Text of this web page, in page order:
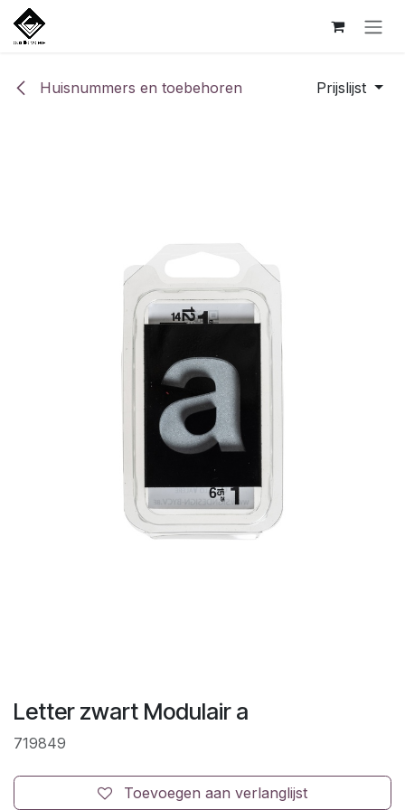
Overslaan naar inhoud
Huisnummers en toebehoren Prijslijst
Letter zwart Modulair a
719849
Toevoegen aan verlanglijst